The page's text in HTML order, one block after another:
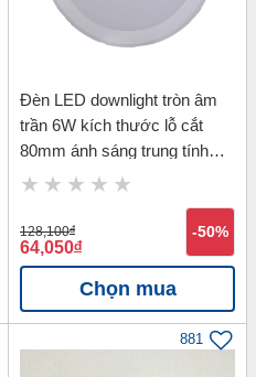
Đèn LED downlight tròn âm
trần 6W kích thước lỗ cắt
80mm ánh sáng trung tính
Philips 59444 MESON 6W
128,100đ
64,050đ
-50%
Chọn mua
881